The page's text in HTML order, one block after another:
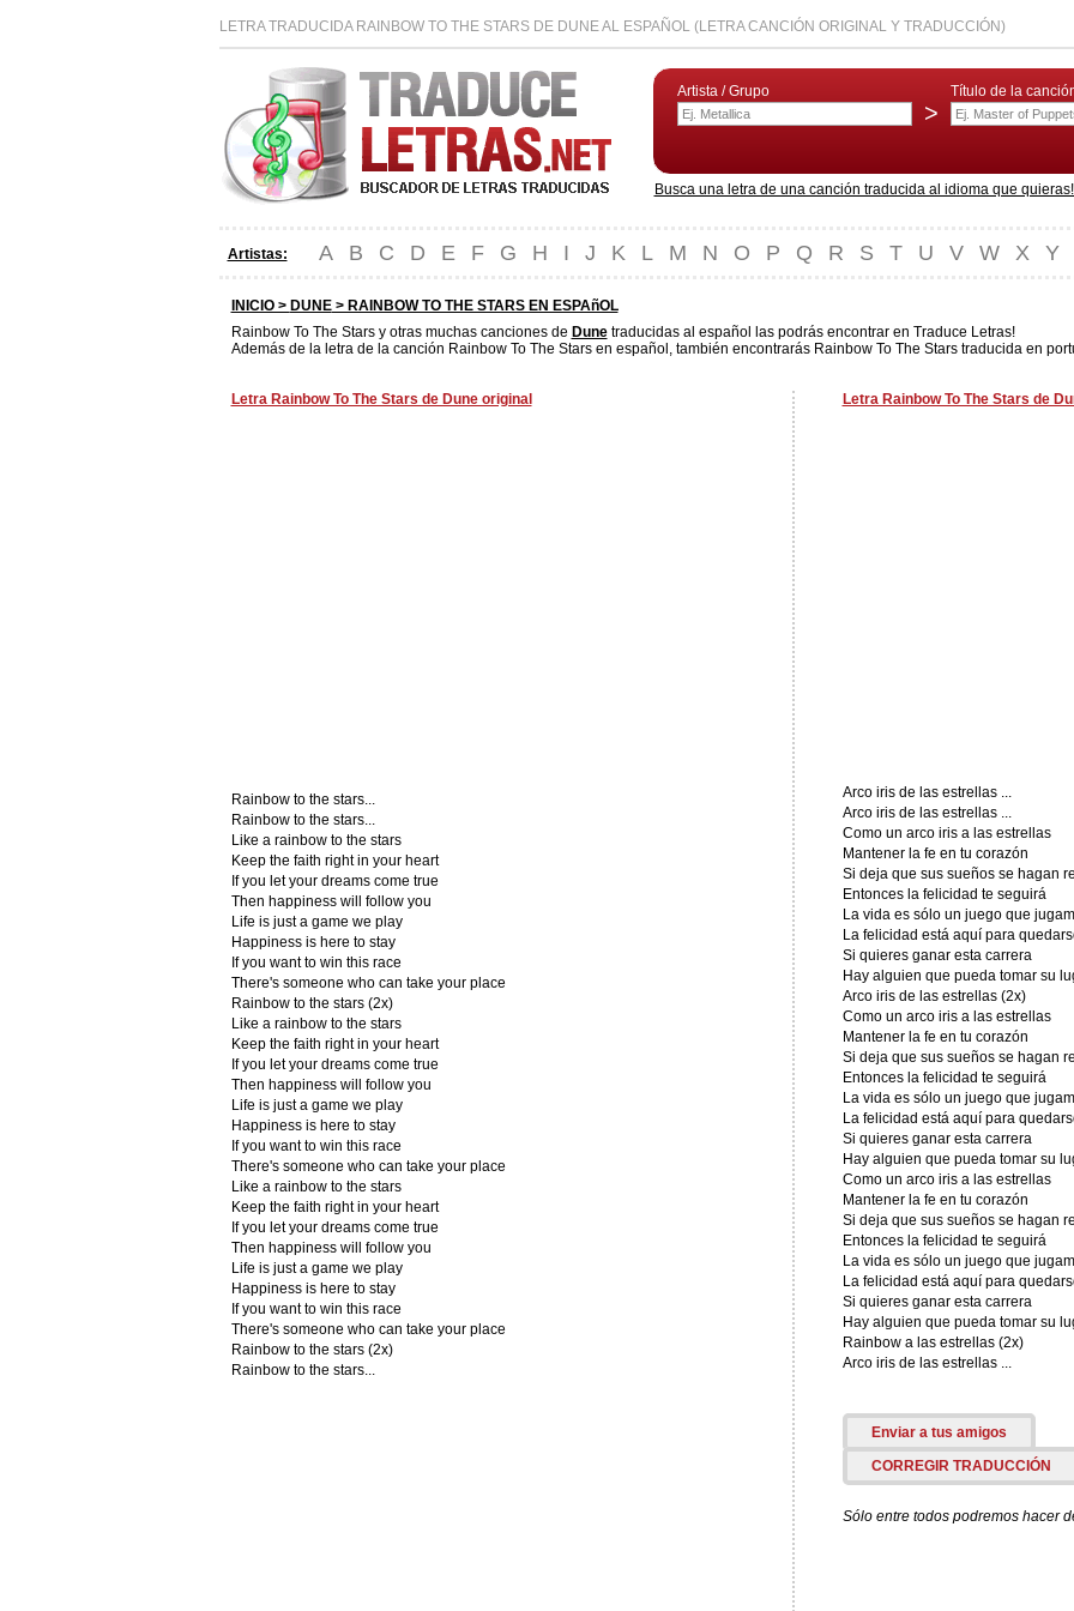
LETRA TRADUCIDA RAINBOW TO THE STARS DE DUNE AL ESPAÑOL (LETRA CANCIÓN ORIGINAL Y TRADUCCIÓN)
Artista / Grupo
>
Título de la
Busca una letra de una canción traducida al idioma que
Artistas: A B C D E F G H I J K L M N O P Q R S T U V W X Y
INICIO > DUNE> RAINBOW TO THE STARS EN ESPAñOL
Rainbow To The Stars y otras muchas canciones de Dunetraducidas al español las podrás encontrar en Traduce Letras!
Además de la letra de la canción Rainbow To The Stars en español, también encontrarás Rainbow To The Stars traducida en
Letra Rainbow To The Stars de Dune original
Rainbow to the stars...
Rainbow to the stars...
Like a rainbow to the stars
Keep the faith right in your heart
If you let your dreams come true
Then happiness will follow you
Life is just a game we play
Happiness is here to stay
If you want to win this race
There's someone who can take your place
Rainbow to the stars (2x)
Like a rainbow to the stars
Keep the faith right in your heart
If you let your dreams come true
Then happiness will follow you
Life is just a game we play
Happiness is here to stay
If you want to win this race
There's someone who can take your place
Like a rainbow to the stars
Keep the faith right in your heart
If you let your dreams come true
Then happiness will follow you
Life is just a game we play
Happiness is here to stay
If you want to win this race
There's someone who can take your place
Rainbow to the stars (2x)
Rainbow to the stars...
Letra Rainbow To The Stars de
Arco iris de las estrellas ...
Arco iris de las estrellas ...
Como un arco iris a las estrellas
Mantener la fe en tu corazón
Si deja que sus sueños se hagan
Entonces la felicidad te seguirá
La vida es sólo un juego que
La felicidad está aquí para
Si quieres ganar esta carrera
Hay alguien que pueda tomar su
Arco iris de las estrellas (2x)
Como un arco iris a las estrellas
Mantener la fe en tu corazón
Si deja que sus sueños se hagan
Entonces la felicidad te seguirá
La vida es sólo un juego que
La felicidad está aquí para
Si quieres ganar esta carrera
Hay alguien que pueda tomar su
Como un arco iris a las estrellas
Mantener la fe en tu corazón
Si deja que sus sueños se hagan
Entonces la felicidad te seguirá
La vida es sólo un juego que
La felicidad está aquí para
Si quieres ganar esta carrera
Hay alguien que pueda tomar su
Rainbow a las estrellas (2x)
Arco iris de las estrellas ...
Enviar a tus amigos
CORREGIR TRADUCCIÓN
Sólo entre todos podremos hacer